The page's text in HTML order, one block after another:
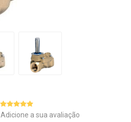
Adicione a sua avaliação